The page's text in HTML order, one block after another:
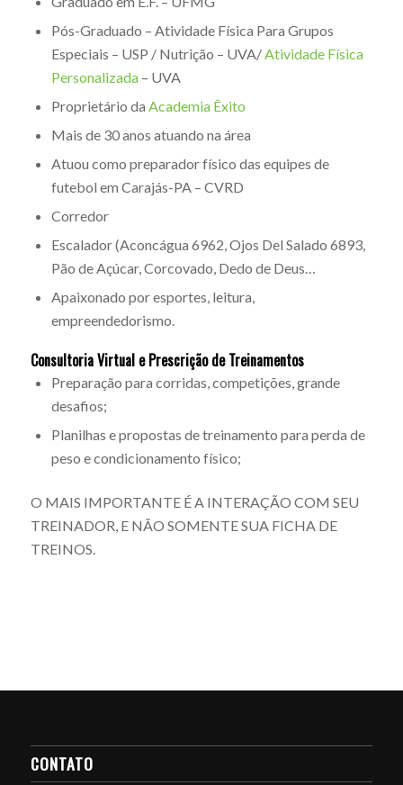
Pós-Graduado – Atividade Física Para Grupos
Especiais – USP / Nutrição – UVA/Atividade Física
Personalizada– UVA
Proprietário da Academia Êxito
Mais de 30 anos atuando na área
Atuou como preparador físico das equipes de
futebol em Carajás-PA – CVRD
Corredor
Escalador (Aconcágua 6962, Ojos Del Salado 6893,
Pão de Açúcar, Corcovado, Dedo de Deus…
Apaixonado por esportes, leitura,
empreendedorismo.
Consultoria Virtual e Prescrição de Treinamentos
Preparação para corridas, competições, grande
desafios;
Planilhas e propostas de treinamento para perda de
peso e condicionamento físico;
O MAIS IMPORTANTE É A INTERAÇÃO COM SEU
TREINADOR, E NÃO SOMENTE SUA FICHA DE
TREINOS.
CONTATO